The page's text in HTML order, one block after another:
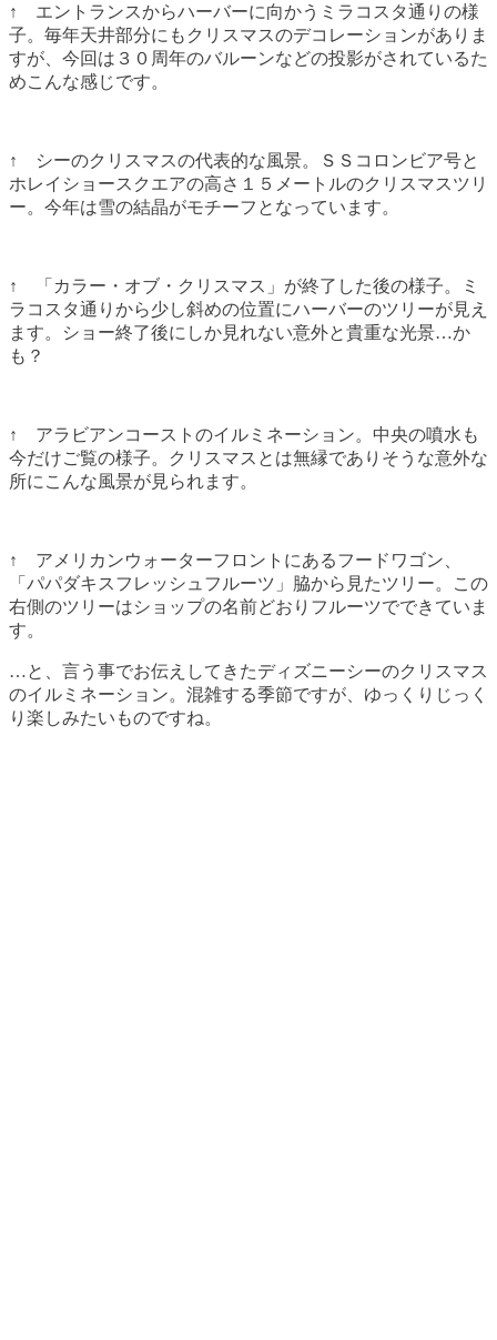
↑ エントランスからハーバーに向かうミラコスタ通りの様
子。毎年天井部分にもクリスマスのデコレーションがありま
すが、今回は３０周年のバルーンなどの投影がされているた
めこんな感じです。
↑ シーのクリスマスの代表的な風景。ＳＳコロンビア号と
ホレイショースクエアの高さ１５メートルのクリスマスツリ
ー。今年は雪の結晶がモチーフとなっています。
↑ 「カラー・オブ・クリスマス」が終了した後の様子。ミ
ラコスタ通りから少し斜めの位置にハーバーのツリーが見え
ます。ショー終了後にしか見れない意外と貴重な光景…か
も？
↑ アラビアンコーストのイルミネーション。中央の噴水も
今だけご覧の様子。クリスマスとは無縁でありそうな意外な
所にこんな風景が見られます。
↑ アメリカンウォーターフロントにあるフードワゴン、
「パパダキスフレッシュフルーツ」脇から見たツリー。この
右側のツリーはショップの名前どおりフルーツでできていま
す。
…と、言う事でお伝えしてきたディズニーシーのクリスマス
のイルミネーション。混雑する季節ですが、ゆっくりじっく
り楽しみたいものですね。